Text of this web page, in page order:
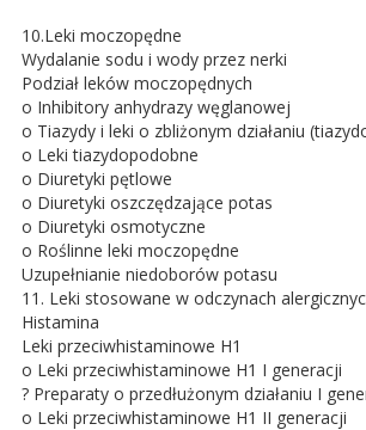
10.Leki moczopędne
Wydalanie sodu i wody przez nerki
Podział leków moczopędnych
o Inhibitory anhydrazy węglanowej
o Tiazydy i leki o zbliżonym działaniu
o Leki tiazydopodobne
o Diuretyki pętlowe
o Diuretyki oszczędzające potas
o Diuretyki osmotyczne
o Roślinne leki moczopędne
Uzupełnianie niedoborów potasu
11. Leki stosowane w odczynach
Histamina
Leki przeciwhistaminowe H1
o Leki przeciwhistaminowe H1 I generacji
? Preparaty o przedłużonym działaniu I
o Leki przeciwhistaminowe H1 II generacji